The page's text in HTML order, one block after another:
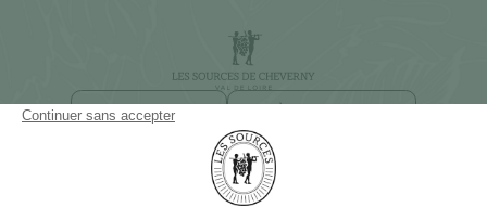
NEWSLETTER ACCÈS ET CONTACT